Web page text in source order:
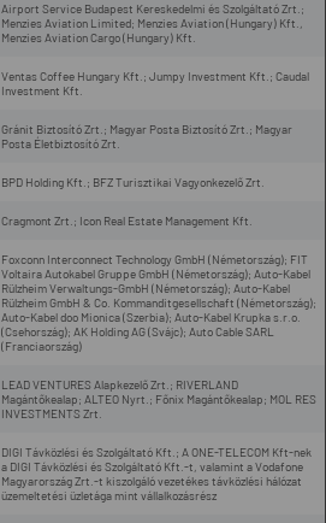
Airport Service Budapest Kereskedelmi és Szolgáltató Zrt.;
Menzies Aviation Limited; Menzies Aviation (Hungary) Kft.,
Menzies Aviation Cargo (Hungary) Kft.
Ventas Coffee Hungary Kft.; Jumpy Investment Kft.; Caudal
Investment Kft.
Gránit Biztosító Zrt.; Magyar Posta Biztosító Zrt.; Magyar
Posta Életbiztosító Zrt.
BPD Holding Kft.; BFZ Turisztikai Vagyonkezelő Zrt.
Cragmont Zrt.; Icon Real Estate Management Kft.
Foxconn Interconnect Technology GmbH (Németország); FIT
Voltaira Autokabel Gruppe GmbH (Németország); Auto-Kabel
Rülzheim Verwaltungs-GmbH (Németország); Auto-Kabel
Rülzheim GmbH & Co. Kommanditgesellschaft (Németország);
Auto-Kabel doo Mionica (Szerbia); Auto-Kabel Krupka s.r.o.
(Csehország); AK Holding AG (Svájc); Auto Cable SARL
(Franciaország)
LEAD VENTURES Alapkezelő Zrt.; RIVERLAND
Magántőkealap; ALTEO Nyrt.; Főnix Magántőkealap; MOL RES
INVESTMENTS Zrt.
DIGI Távközlési és Szolgáltató Kft.; A ONE-TELECOM Kft-nek
a DIGI Távközlési és Szolgáltató Kft.-t, valamint a Vodafone
Magyarország Zrt.-t kiszolgáló vezetékes távközlési hálózat
üzemeltetési üzletága mint vállalkozásrész